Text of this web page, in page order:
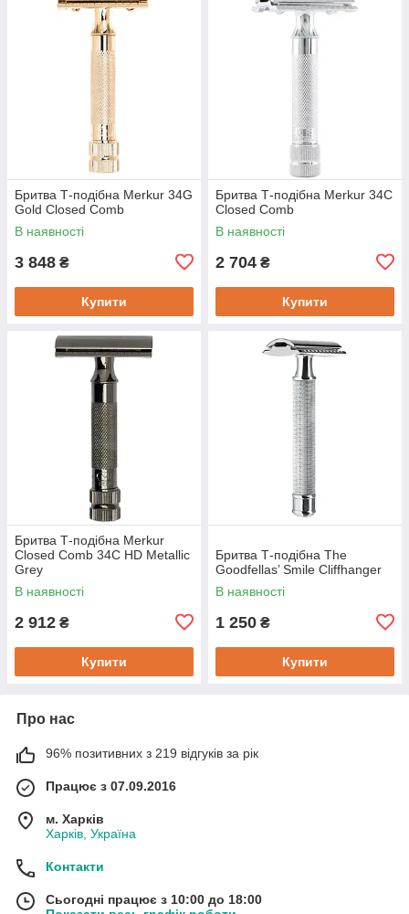
Бритва Т-подібна Merkur 34G
Gold Closed Comb
В наявності
3 848 ₴
Купити
Бритва Т-подібна Merkur 34C
Closed Comb
В наявності
2 704 ₴
Купити
Бритва Т-подібна Merkur
Closed Comb 34C HD Metallic
Grey
В наявності
2 912 ₴
Купити
Бритва Т-подібна The
Goodfellas’ Smile Cliffhanger
В наявності
1 250 ₴
Купити
Про нас
96% позитивних з 219 відгуків за рік
Працює з 07.09.2016
м. Харків
Харків, Україна
Контакти
Сьогодні працює з 10:00 до 18:00